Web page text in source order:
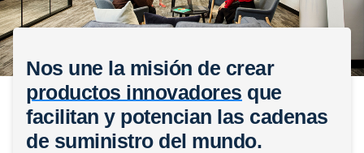
Nos une la misión de crear
productos innovadores que
facilitan y potencian las cadenas
de suministro del mundo.